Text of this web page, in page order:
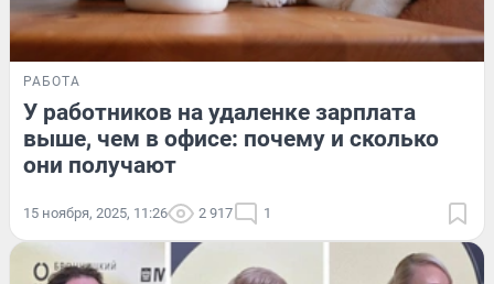
РАБОТА
У работников на удаленке зарплата
выше, чем в офисе: почему и сколько
они получают
15 ноября, 2025, 11:26 2 917 1